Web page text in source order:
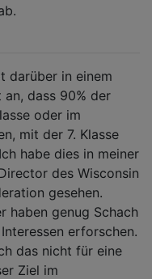
darüber in einem
an, dass 90% der
oder im
mit der 7. Klasse
habe dies in meiner
des Wisconsin
gesehen.
haben genug Schach
erforschen.
das nicht für eine
Ziel im